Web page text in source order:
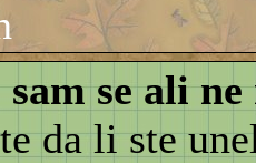
sam se ali
da li ste